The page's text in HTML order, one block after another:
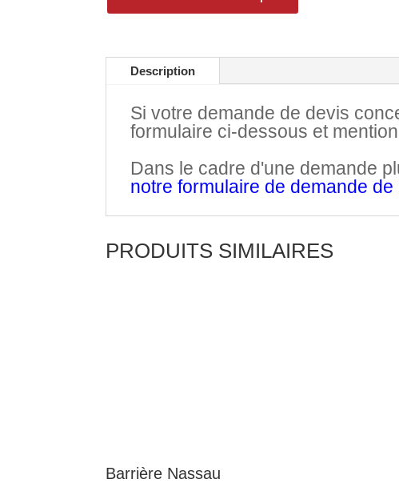
Description
Si votre demande de devis
formulaire ci-dessous et
Dans le cadre d'une demande
notre formulaire de demande de
PRODUITS SIMILAIRES
Barrière Nassau